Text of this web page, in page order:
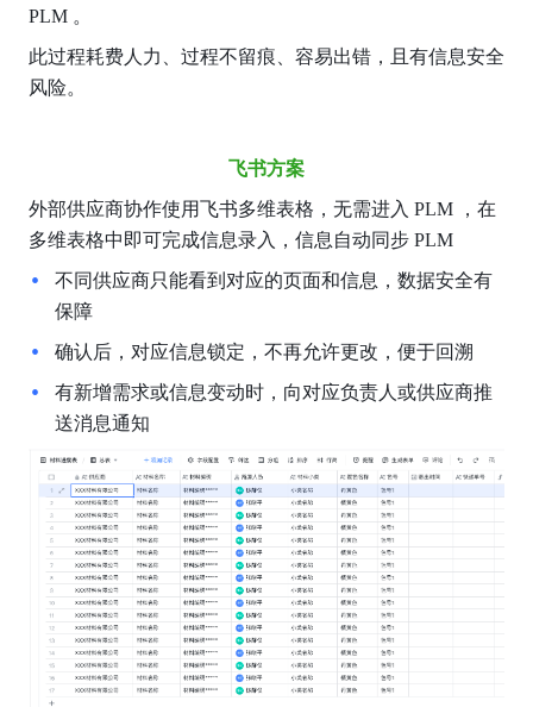
PLM 。
此过程耗费人力、过程不留痕、容易出错，且有信息安全
风险。
飞书方案
外部供应商协作使用飞书多维表格，无需进入 PLM ，在
多维表格中即可完成信息录入，信息自动同步 PLM
不同供应商只能看到对应的页面和信息，数据安全有
保障
确认后，对应信息锁定，不再允许更改，便于回溯
有新增需求或信息变动时，向对应负责人或供应商推
送消息通知